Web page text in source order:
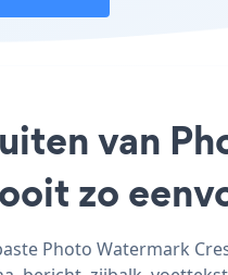
van
zo
Photo Watermark